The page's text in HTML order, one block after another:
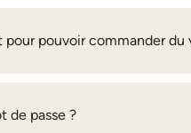
pouvoir commander
de passe ?